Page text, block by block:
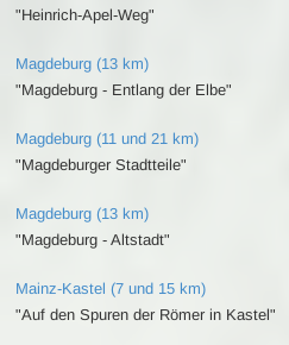
"Heinrich-Apel-Weg"
Magdeburg (13 km)
"Magdeburg - Entlang der Elbe"
Magdeburg (11 und 21 km)
"Magdeburger Stadtteile"
Magdeburg (13 km)
"Magdeburg - Altstadt"
Mainz-Kastel (7 und 15 km)
"Auf den Spuren der Römer in Kastel"